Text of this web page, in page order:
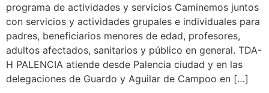
programa de actividades y servicios Caminemos juntos
con servicios y actividades grupales e individuales para
padres, beneficiarios menores de edad, profesores,
adultos afectados, sanitarios y público en general. TDA-
H PALENCIA atiende desde Palencia ciudad y en las
delegaciones de Guardo y Aguilar de Campoo en […]